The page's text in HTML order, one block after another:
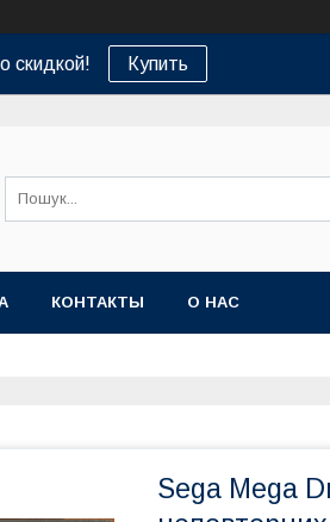
скидкой! Купить
КОНТАКТЫ О НАС
Sega Mega